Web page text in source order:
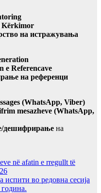
Kërkimor
на истражувања
e Referencave
на референци
(WhatsApp, Viber)
mesazheve (WhatsApp,
дешифрирање на
në afatin e rregullt të
во редовна сесија